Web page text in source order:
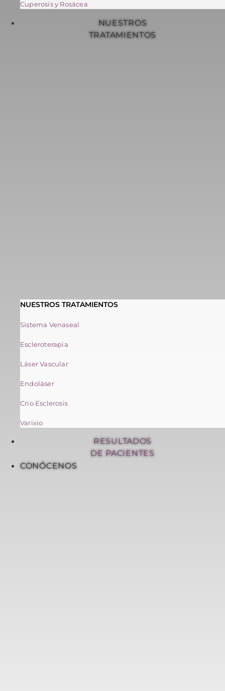
Cuperosis y Rosácea
NUESTROS
TRATAMIENTOS
NUESTROS TRATAMIENTOS
Sistema Venaseal
Escleroterapia
Láser Vascular
Endoláser
Crio Esclerosis
Varixio
RESULTADOS
DE PACIENTES
CONÓCENOS